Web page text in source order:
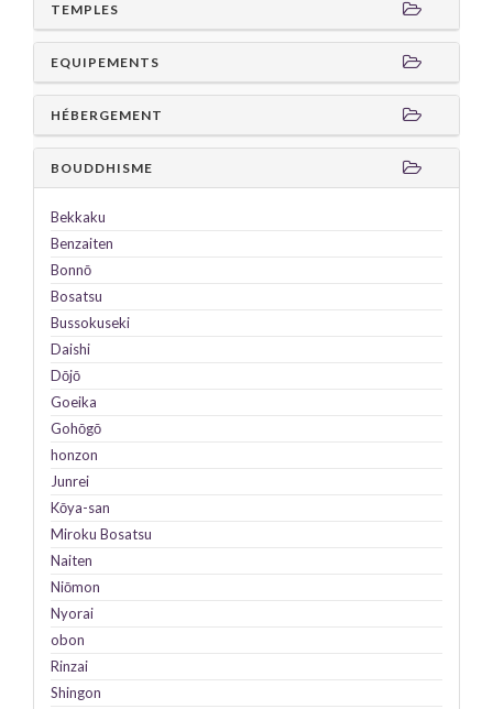
TEMPLES
EQUIPEMENTS
HÉBERGEMENT
BOUDDHISME
Bekkaku
Benzaiten
Bonnō
Bosatsu
Bussokuseki
Daishi
Dōjō
Goeika
Gohōgō
honzon
Junrei
Kōya-san
Miroku Bosatsu
Naiten
Niōmon
Nyorai
obon
Rinzai
Shingon